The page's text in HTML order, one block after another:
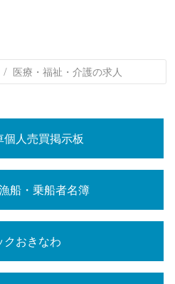
医療・福祉・介護の求人
人売買掲示板
船・乗船者名簿
クおきなわ